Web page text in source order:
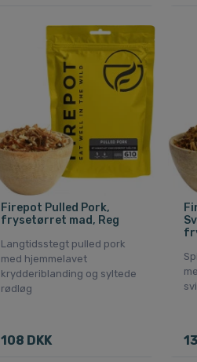
Firepot Pulled Pork,
frysetørret mad, Reg
Langtidsstegt pulled pork
med hjemmelavet
krydderiblanding og syltede
rødløg
108 DKK